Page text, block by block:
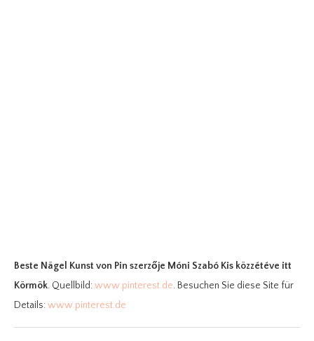
Beste Nägel Kunst von Pin szerzője Móni Szabó Kis közzétéve itt
Körmök. Quellbild:www.pinterest.de. Besuchen Sie diese Site für
Details:www.pinterest.de